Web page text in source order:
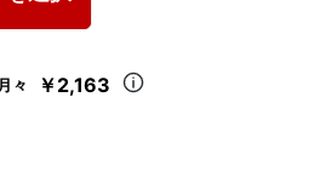
々 ￥2,163